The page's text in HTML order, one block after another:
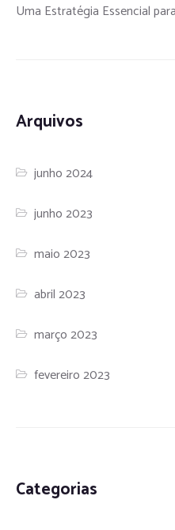
Uma Estratégia Essencial
Arquivos
junho 2024
junho 2023
maio 2023
abril 2023
março 2023
fevereiro 2023
Categorias